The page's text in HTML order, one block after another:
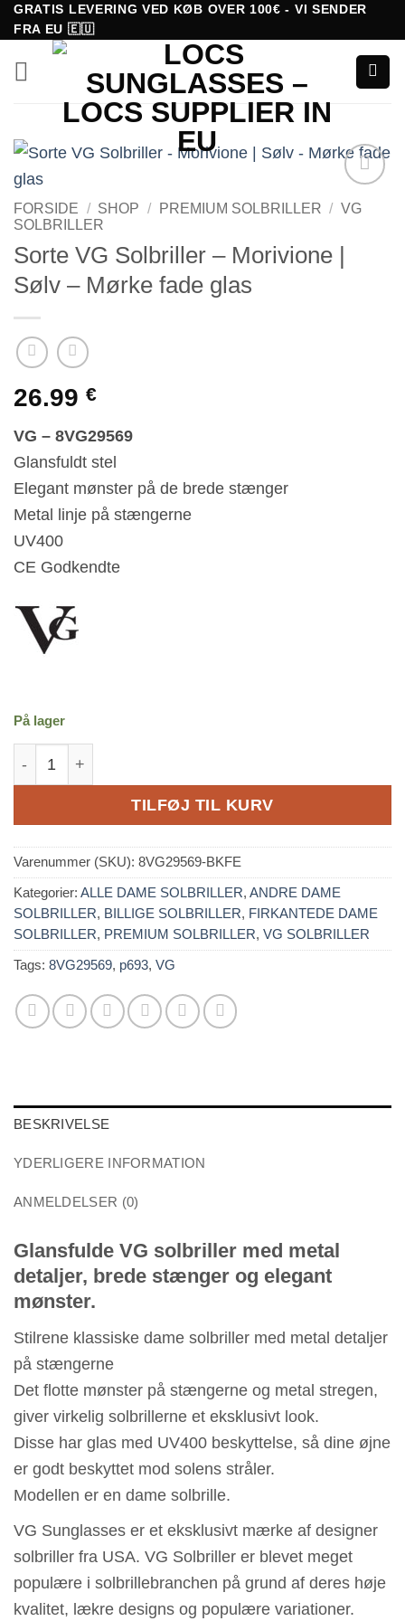
Fortsæt
til
indhold
GRATIS LEVERING VED KØB OVER 100€ - VI SENDER
FRA EU 🇪🇺
Tilføj til
FORSIDE / SHOP / PREMIUM SOLBRILLER / VG
SOLBRILLER
Sorte VG Solbriller – Morivione |
Sølv – Mørke fade glas
26.99 €
VG – 8VG29569
Glansfuldt stel
Elegant mønster på de brede stænger
Metal linje på stængerne
UV400
CE Godkendte
På lager
TILFØJ TIL KURV
Varenummer (SKU): 8VG29569-BKFE
Kategorier: ALLE DAME SOLBRILLER, ANDRE DAME
SOLBRILLER, BILLIGE SOLBRILLER, FIRKANTEDE DAME
SOLBRILLER, PREMIUM SOLBRILLER, VG SOLBRILLER
Tags: 8VG29569, p693, VG
BESKRIVELSE
YDERLIGERE INFORMATION
ANMELDELSER (0)
Glansfulde VG solbriller med metal
detaljer, brede stænger og elegant
mønster.
Stilrene klassiske dame solbriller med metal detaljer
på stængerne
Det flotte mønster på stængerne og metal stregen,
giver virkelig solbrillerne et eksklusivt look.
Disse har glas med UV400 beskyttelse, så dine øjne
er godt beskyttet mod solens stråler.
Modellen er en dame solbrille.
VG Sunglasses er et eksklusivt mærke af designer
solbriller fra USA. VG Solbriller er blevet meget
populære i solbrillebranchen på grund af deres høje
kvalitet, lækre designs og populære variationer.